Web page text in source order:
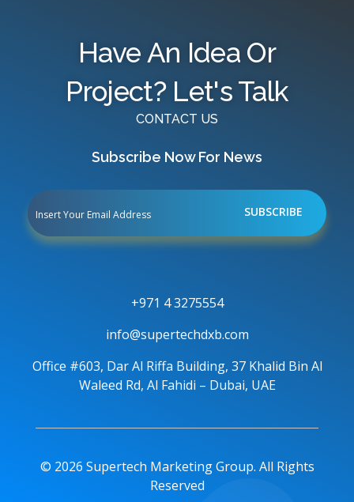
Have An Idea Or
Project? Let's Talk
CONTACT US
Subscribe Now For News
+971 4 3275554
info@supertechdxb.com
Office #603, Dar Al Riffa Building, 37 Khalid Bin Al
Waleed Rd, Al Fahidi – Dubai, UAE
© 2026 Supertech Marketing Group. All Rights
Reserved